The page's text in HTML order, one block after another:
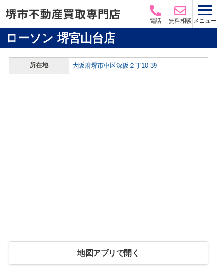
電話 無料相談 メニュー
ローソン 堺宮山台店
所在地 大阪府堺市中区深阪２丁10-39
地図アプリで開く